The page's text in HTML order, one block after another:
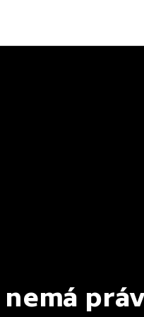
nemá